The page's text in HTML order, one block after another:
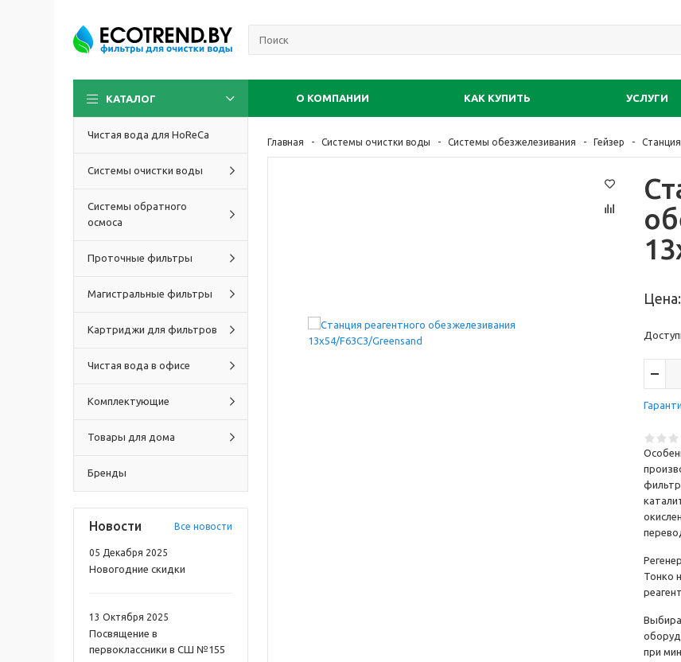
КАТАЛОГ О КОМПАНИИ КАК КУПИТЬ УСЛУГИ
Чистая вода для HoReCa
Системы очистки воды
Системы обратного
осмоса
Проточные фильтры
Магистральные фильтры
Картриджи для фильтров
Чистая вода в офисе
Комплектующие
Товары для дома
Бренды
Новости Все новости
05 Декабря 2025
Новогодние скидки
13 Октября 2025
Посвящение в
первоклассники в СШ №155
Главная Системы очистки воды Системы обезжелезивания Гейзер
Цена:
Тонко
при